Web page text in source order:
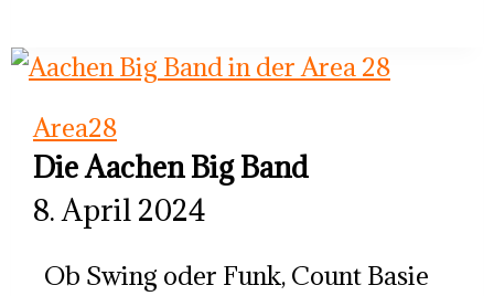
Big
Area28
Die Aachen Big Band
8. April 2024
Ob Swing oder Funk, Count Basie